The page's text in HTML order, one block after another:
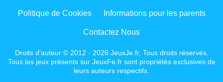
Politique de Cookies Informations pour les parents
Contactez Nous
Droits d'auteur © 2012 - 2026 JeuxJe.fr, Tous droits réservés.
Tous les jeux présents sur JeuxFe.fr sont propriétés exclusives de
leurs auteurs respectifs.